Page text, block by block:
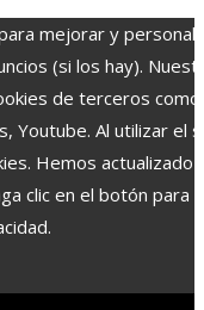
mejorar y
(si los hay).
de terceros como
Youtube. Al utilizar el
Hemos actualizado
clic en el botón para